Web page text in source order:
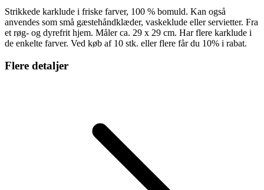
Strikkede karklude i friske farver, 100 % bomuld. Kan også
anvendes som små gæstehåndklæder, vaskeklude eller servietter. Fra
et røg- og dyrefrit hjem. Måler ca. 29 x 29 cm. Har flere karklude i
de enkelte farver. Ved køb af 10 stk. eller flere får du 10% i rabat.
Flere detaljer